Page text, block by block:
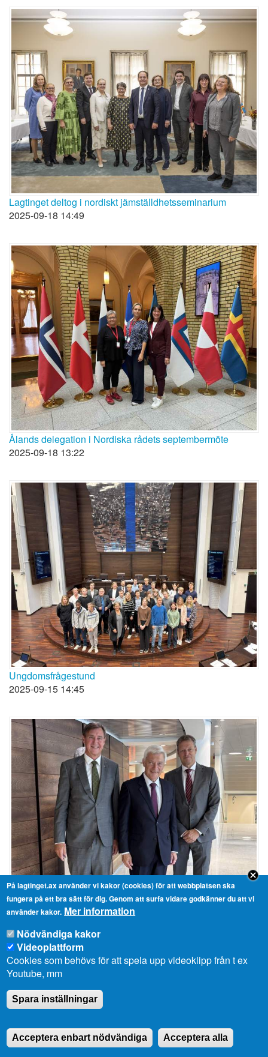
Lagtinget deltog i nordiskt jämställdhetsseminarium
2025-09-18 14:49
Ålands delegation i Nordiska rådets septembermöte
2025-09-18 13:22
Ungdomsfrågestund
2025-09-15 14:45
Norges ambassadör Wegger Christian Strømmen besökte
2025-09-01 16:13
På lagtinget.ax använder vi kakor (cookies) för att webbplatsen ska
fungera på ett bra sätt för dig. Genom att surfa vidare godkänner du att vi
använder kakor. Mer information
Nödvändiga kakor
Videoplattform
Cookies som behövs för att spela upp videoklipp från t ex
Youtube, mm
Spara inställningar
Acceptera enbart nödvändiga Acceptera alla